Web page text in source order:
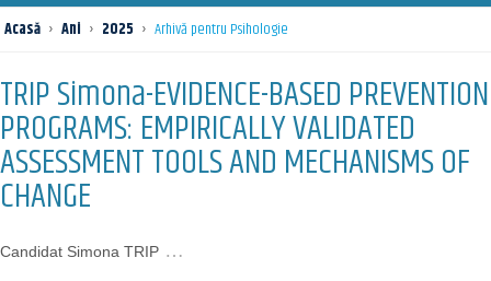
Acasă › Ani › 2025 › Arhivă pentru Psihologie
TRIP Simona-EVIDENCE-BASED PREVENTION
PROGRAMS: EMPIRICALLY VALIDATED
ASSESSMENT TOOLS AND MECHANISMS OF
CHANGE
Candidat Simona TRIP …